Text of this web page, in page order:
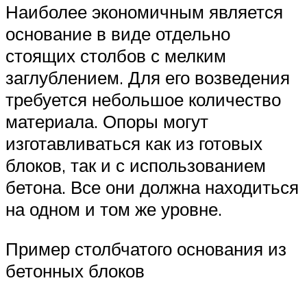
Наиболее экономичным является
основание в виде отдельно
стоящих столбов с мелким
заглублением. Для его возведения
требуется небольшое количество
материала. Опоры могут
изготавливаться как из готовых
блоков, так и с использованием
бетона. Все они должна находиться
на одном и том же уровне.
Пример столбчатого основания из
бетонных блоков